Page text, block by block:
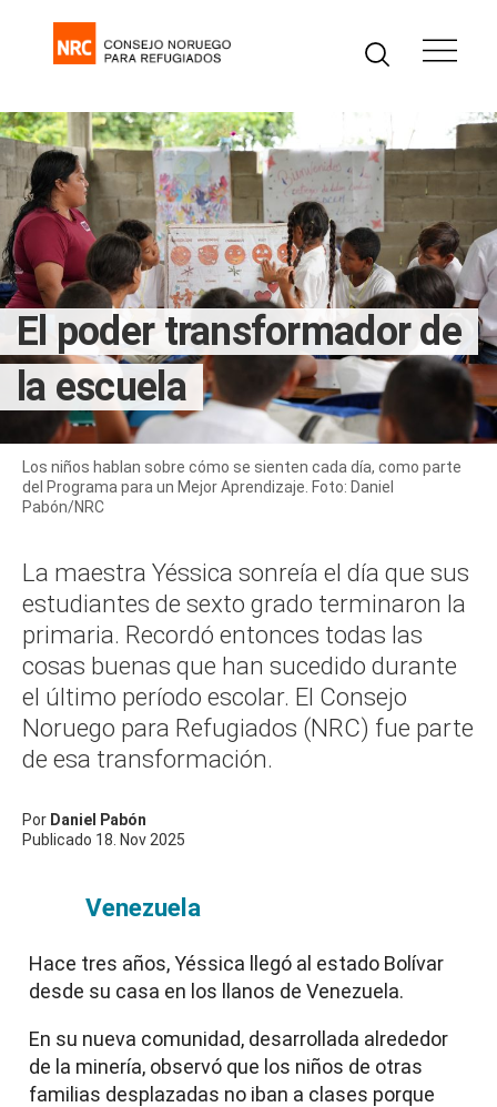
El poder transformador de
la escuela
Los niños hablan sobre cómo se sienten cada día, como parte
del Programa para un Mejor Aprendizaje. Foto: Daniel
Pabón/NRC
La maestra Yéssica sonreía el día que sus
estudiantes de sexto grado terminaron la
primaria. Recordó entonces todas las
cosas buenas que han sucedido durante
el último período escolar. El Consejo
Noruego para Refugiados (NRC) fue parte
de esa transformación.
Por Daniel Pabón
Publicado 18. Nov 2025
Venezuela
Hace tres años, Yéssica llegó al estado Bolívar
desde su casa en los llanos de Venezuela.
En su nueva comunidad, desarrollada alrededor
de la minería, observó que los niños de otras
familias desplazadas no iban a clases porque